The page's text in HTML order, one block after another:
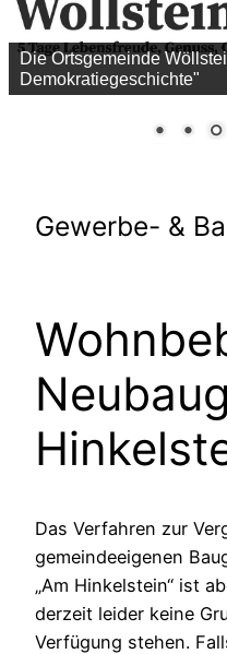
Die Ortsgemeinde
Demokratiegeschichte"
Gewerbe- &
Das Verfahren zur
gemeindeeigenen
„Am Hinkelstein“ ist
derzeit leider keine
Verfügung stehen.